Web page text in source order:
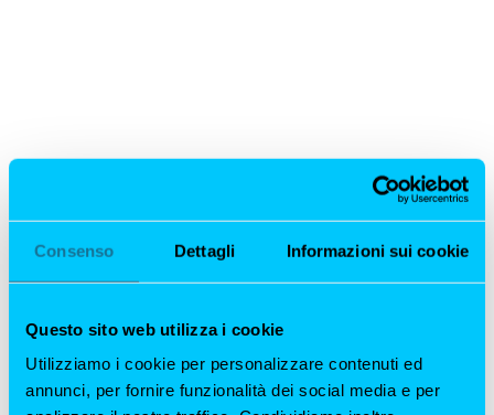
Consenso Dettagli Informazioni sui cookie
Questo sito web utilizza i cookie
Utilizziamo i cookie per personalizzare contenuti ed
annunci, per fornire funzionalità dei social media e per